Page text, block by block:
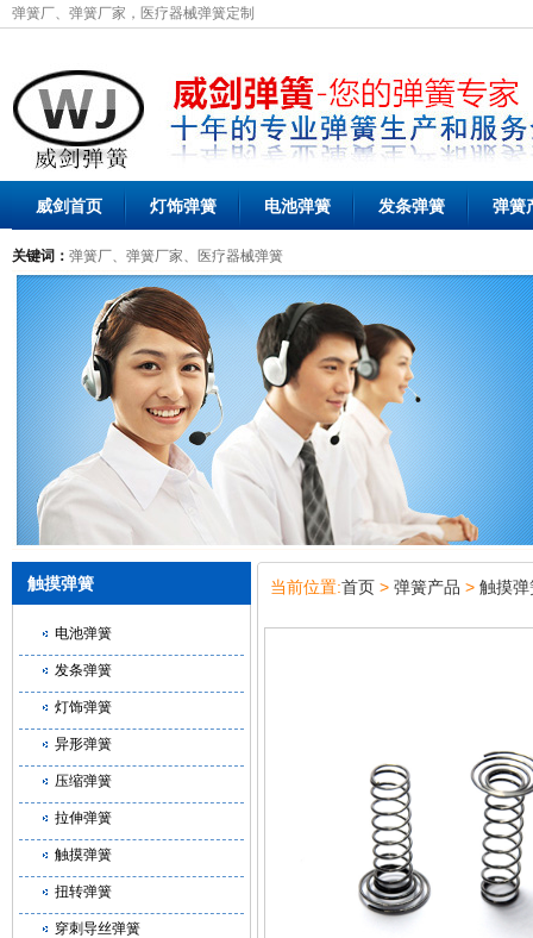
弹簧厂、弹簧厂家，医疗器械弹簧定制
威剑首页 灯饰弹簧 电池弹簧 发条弹簧 弹簧
关键词： 弹簧厂、弹簧厂家、医疗器械弹簧
触摸弹簧
电池弹簧
发条弹簧
灯饰弹簧
异形弹簧
压缩弹簧
拉伸弹簧
触摸弹簧
扭转弹簧
穿刺导丝弹簧
当前位置:首页 > 弹簧产品 > 触摸弹